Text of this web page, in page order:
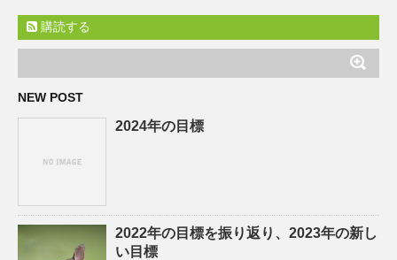
購読する
NEW POST
2024年の目標
2022年の目標を振り返り、2023年の新し
い目標